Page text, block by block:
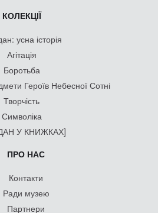
КОЛЕКЦІЇ
усна історія
Агітація
Боротьба
Героїв Небесної Сотні
Творчість
Символіка
У КНИЖКАХ]
ПРО НАС
Контакти
Ради музею
Партнери